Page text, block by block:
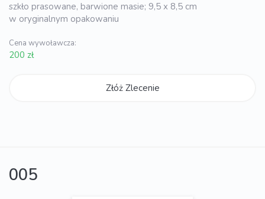
szkło prasowane, barwione masie; 9,5 x 8,5 cm
w oryginalnym opakowaniu
Cena wywoławcza:
200 zł
Złóż Zlecenie
005